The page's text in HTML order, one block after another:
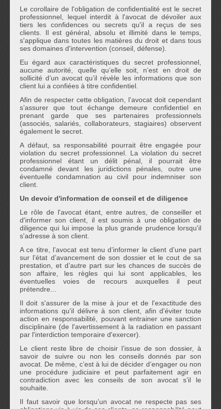
Le corollaire de l'obligation de confidentialité est le secret
professionnel, lequel interdit à l'avocat de dévoiler aux
tiers les confidences ou secrets qu'il a reçus de ses
clients. Il est général, absolu et illimité dans le temps,
s'applique dans toutes les matières du droit et dans tous
ses domaines d'intervention (conseil, défense).
Eu égard aux caractéristiques du secret professionnel,
aucune autorité, quelle qu’elle soit, n’est en droit de
sollicité d’un avocat qu’il révèle les informations que son
client lui a confiées à titre confidentiel.
Afin de respecter cette obligation, l’avocat doit cependant
s’assurer que tout échange demeure confidentiel en
prenant garde que ses partenaires professionnels
(associés, salariés, collaborateurs, stagiaires) observent
également le secret.
A défaut, sa responsabilité pourrait être engagée pour
violation du secret professionnel. La violation du secret
professionnel étant un délit pénal, il pourrait être
condamné devant les juridictions pénales, outre une
éventuelle condamnation au civil pour indemniser son
client.
Un devoir d'information de conseil et de diligence
Le rôle de l'avocat étant, entre autres, de conseiller et
d'informer son client, il est soumis à une obligation de
diligence qui lui impose la plus grande prudence lorsqu'il
s'adresse à son client.
A ce titre, l’avocat est tenu d’informer le client d’une part
sur l’état d’avancement de son dossier et le cout de sa
prestation, et d’autre part sur les chances de succès de
son affaire, les règles qui lui sont applicables, les
éventuelles voies de recours auxquelles il peut
prétendre...
Il doit s'assurer de la mise à jour et de l'exactitude des
informations qu'il délivre à son client, afin d'éviter toute
action en responsabilité, pouvant entrainer une sanction
disciplinaire (de l'avertissement à la radiation en passant
par l'interdiction temporaire d'exercer).
Le client reste libre de choisir l’issue de son dossier, à
savoir de suivre ou non les conseils donnés par son
avocat. De même, c’est à lui de décider d’engager ou non
une procédure judiciaire et peut parfaitement agir en
contradiction avec les conseils de son avocat s’il le
souhaite.
Il faut savoir que lorsqu’un avocat ne respecte pas ses